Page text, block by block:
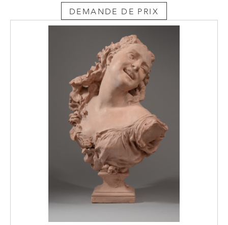
DEMANDE DE PRIX